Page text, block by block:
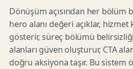
Dönüşüm açısından her bölüm
hero alanı değeri açıklar, hizmet
gösterir, süreç bölümü
alanları güven oluşturur, CTA
doğru aksiyona taşır. Bu sistem